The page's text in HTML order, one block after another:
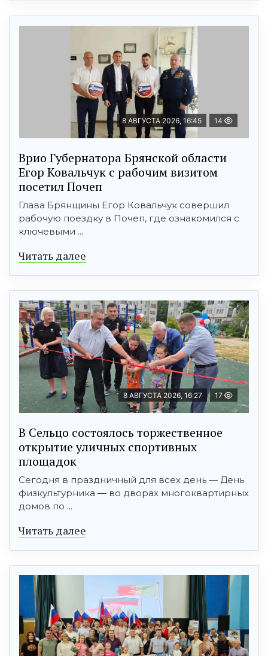
8 АВГУСТА 2026, 16:45 14
Врио Губернатора Брянской области
Егор Ковальчук с рабочим визитом
посетил Почеп
Глава Брянщины Егор Ковальчук совершил
рабочую поездку в Почеп, где ознакомился с
ключевыми ...
Читать далее
8 АВГУСТА 2026, 16:27 17
В Сельцо состоялось торжественное
открытие уличных спортивных
площадок
Сегодня в праздничный для всех день — День
физкультурника — во дворах многоквартирных
домов по ...
Читать далее